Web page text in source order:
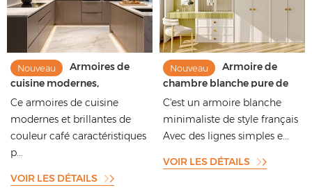
Nouveau
Armoires de
cuisine modernes,
imperméables et brillantes,
qualité
Ce armoires de cuisine
modernes et brillantes de
couleur café caractéristiques
p...
VOIR LES DÉTAILS
Nouveau
Armoire de
chambre blanche pure de
style français, élégante et
appartement
C'est un armoire blanche
minimaliste de style français
Avec des lignes simples e...
VOIR LES DÉTAILS